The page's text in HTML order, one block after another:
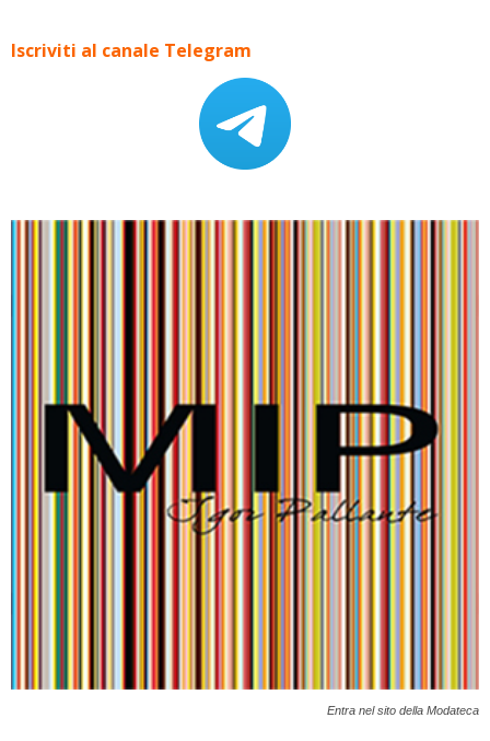
Iscriviti al canale Telegram
Entra nel sito della Modateca